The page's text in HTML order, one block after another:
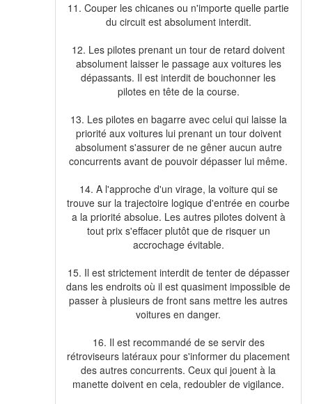
11. Couper les chicanes ou n'importe quelle partie
du circuit est absolument interdit.
12. Les pilotes prenant un tour de retard doivent
absolument laisser le passage aux voitures les
dépassants. Il est interdit de bouchonner les
pilotes en tête de la course.
13. Les pilotes en bagarre avec celui qui laisse la
priorité aux voitures lui prenant un tour doivent
absolument s'assurer de ne gêner aucun autre
concurrents avant de pouvoir dépasser lui même.
14. A l'approche d'un virage, la voiture qui se
trouve sur la trajectoire logique d'entrée en courbe
a la priorité absolue. Les autres pilotes doivent à
tout prix s'effacer plutôt que de risquer un
accrochage évitable.
15. Il est strictement interdit de tenter de dépasser
dans les endroits où il est quasiment impossible de
passer à plusieurs de front sans mettre les autres
voitures en danger.
16. Il est recommandé de se servir des
rétroviseurs latéraux pour s'informer du placement
des autres concurrents. Ceux qui jouent à la
manette doivent en cela, redoubler de vigilance.